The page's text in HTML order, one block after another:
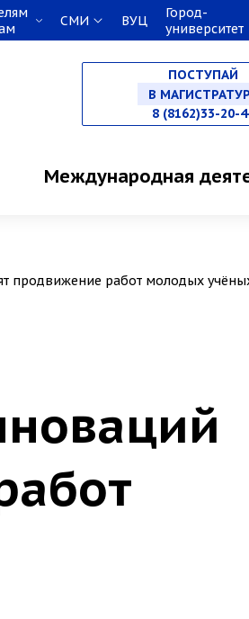
СМИ ВУЦ
Город-
университет
ПОСТУПАЙ
НА
В
8 (8162)33-20-
Международная
продвижение работ молодых